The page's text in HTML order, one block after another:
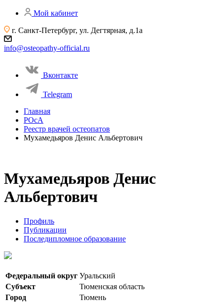
Мой кабинет
г. Санкт-Петербург, ул. Дегтярная, д.1а
info@osteopathy-official.ru
Вконтакте
Telegram
Главная
РОсА
Реестр врачей остеопатов
Мухамедьяров Денис Альбертович
Мухамедьяров Денис
Альбертович
Профиль
Публикации
Последипломное образование
Федеральный округ Уральский
Субъект
Тюменская область
Город
Тюмень